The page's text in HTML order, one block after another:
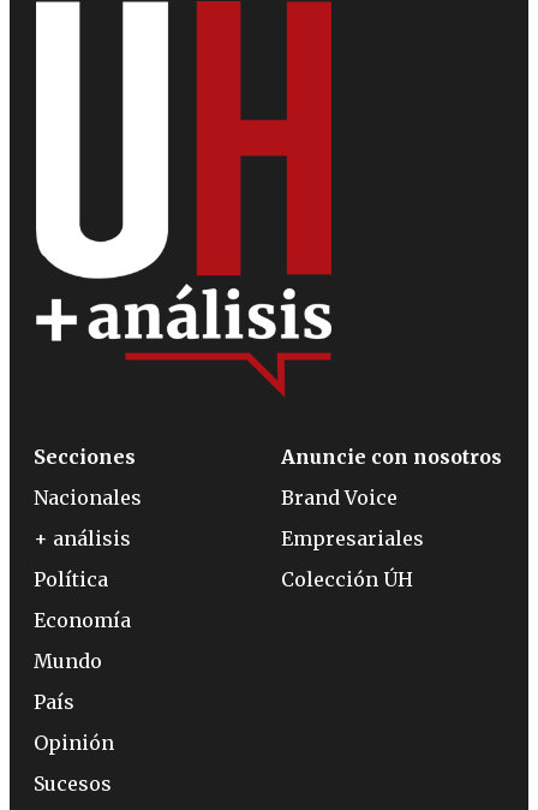
Secciones
Nacionales
+ análisis
Política
Economía
Mundo
País
Opinión
Sucesos
Anuncie con nosotros
Brand Voice
Empresariales
Colección ÚH